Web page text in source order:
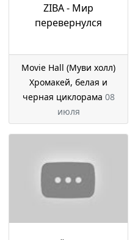
ZIBA - Мир
перевернулся
Movie Hall (Муви холл)
Хромакей, белая и
черная циклорама 08
июля